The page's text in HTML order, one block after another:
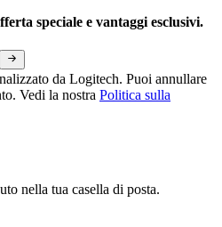
speciale e vantaggi esclusivi.
da Logitech. Puoi annullare
Vedi la nostra Politica sulla
nella tua casella di posta.